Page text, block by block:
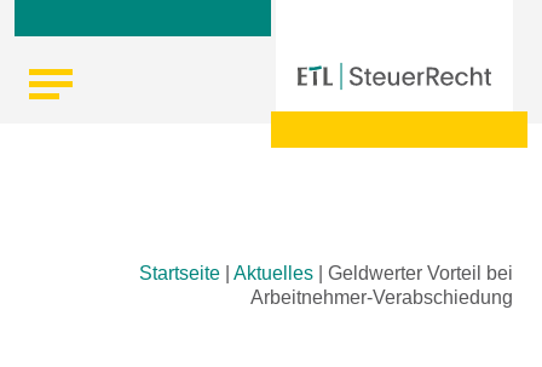
Startseite Aktuelles
Geldwerter Vorteil bei
Arbeitnehmer-Verabschiedung